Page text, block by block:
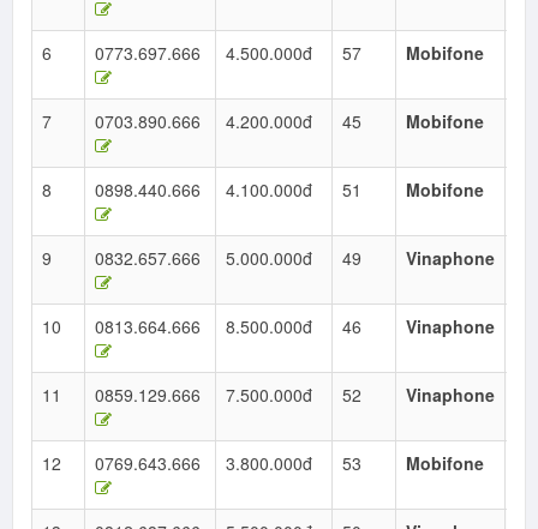
6
0773.697.666 4.500.000đ 57 Mobifone
7
0703.890.666 4.200.000đ 45 Mobifone
8
0898.440.666 4.100.000đ 51 Mobifone
9
0832.657.666 5.000.000đ 49 Vinaphone
10
0813.664.666 8.500.000đ 46 Vinaphone
11
0859.129.666 7.500.000đ 52 Vinaphone
12
0769.643.666 3.800.000đ 53 Mobifone